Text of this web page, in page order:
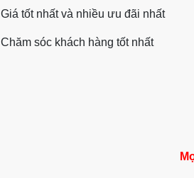
Giá tốt nhất và nhiều ưu đãi nhất
Chăm sóc khách hàng tốt nhất